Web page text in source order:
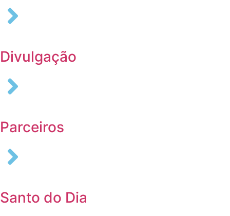
Divulgação
Parceiros
Santo do Dia